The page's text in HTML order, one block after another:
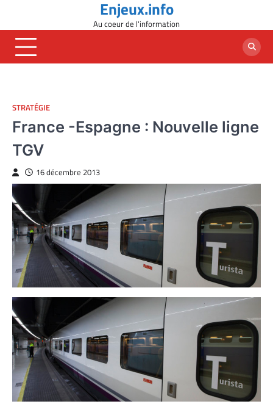
content
Enjeux.info
Au coeur de l'information
STRATÉGIE
France -Espagne : Nouvelle ligne
TGV
16 décembre 2013